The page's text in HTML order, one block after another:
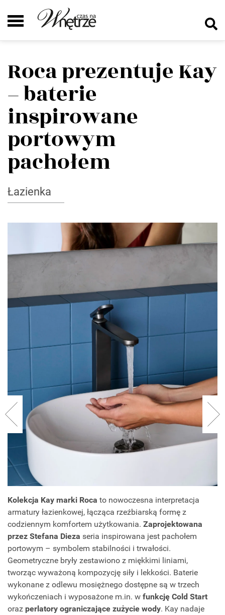
Roca prezentuje Kay
– baterie
inspirowane
portowym
pachołem
Łazienka
Kolekcja Kay marki Roca to nowoczesna interpretacja
armatury łazienkowej, łącząca rzeźbiarską formę z
codziennym komfortem użytkowania. Zaprojektowana
przez Stefana Dieza seria inspirowana jest pachołem
portowym – symbolem stabilności i trwałości.
Geometryczne bryły zestawiono z miękkimi liniami,
tworząc wyważoną kompozycję siły i lekkości. Baterie
wykonane z odlewu mosiężnego dostępne są w trzech
wykończeniach i wyposażone m.in. w funkcję Cold Start
oraz perlatory ograniczające zużycie wody. Kay nadaje